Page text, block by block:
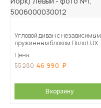
Угловой диван с независимым
пружинным блоком Поло LUX
Цена
55 280 46 990
В корзину